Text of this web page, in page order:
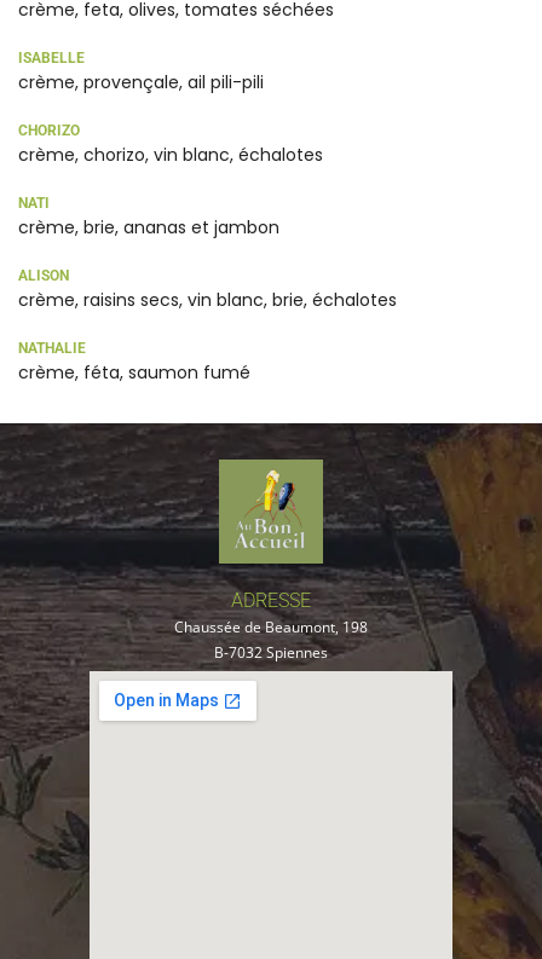
crème, feta, olives, tomates séchées
ISABELLE
crème, provençale, ail pili-pili
CHORIZO
crème, chorizo, vin blanc, échalotes
NATI
crème, brie, ananas et jambon
ALISON
crème, raisins secs, vin blanc, brie, échalotes
NATHALIE
crème, féta, saumon fumé
ADRESSE
Chaussée de Beaumont, 198
B-7032 Spiennes